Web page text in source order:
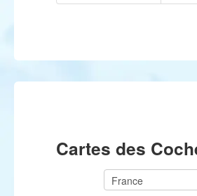
Cartes des